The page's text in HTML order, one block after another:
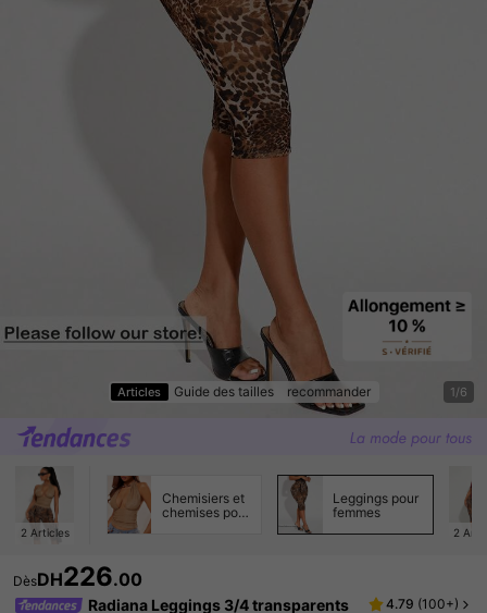
Articles Guide des tailles recommander 1/6
2 Articles
Chemisiers et
chemises pour
Leggings pour
femmes
2
DèsDH226.00
Radiana Leggings 3/4 transparents
4.79 (100+)